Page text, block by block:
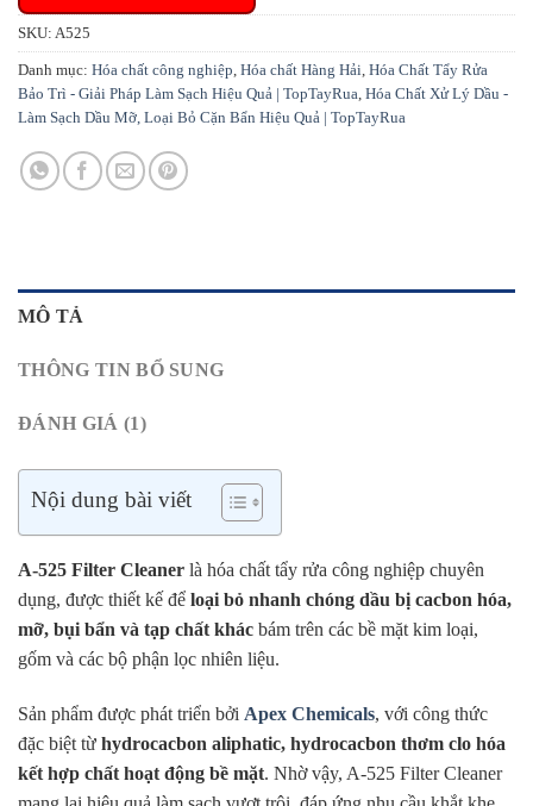
SKU: A525
Danh mục: Hóa chất công nghiệp, Hóa chất Hàng Hải, Hóa Chất Tẩy Rửa
Bảo Trì - Giải Pháp Làm Sạch Hiệu Quả | TopTayRua, Hóa Chất Xử Lý Dầu -
Làm Sạch Dầu Mỡ, Loại Bỏ Cặn Bẩn Hiệu Quả | TopTayRua
MÔ TẢ
THÔNG TIN BỔ SUNG
ĐÁNH GIÁ (1)
Nội dung bài viết
A-525 Filter Cleaner là hóa chất tẩy rửa công nghiệp chuyên
dụng, được thiết kế để loại bỏ nhanh chóng dầu bị cacbon hóa,
mỡ, bụi bẩn và tạp chất khác bám trên các bề mặt kim loại,
gốm và các bộ phận lọc nhiên liệu.
Sản phẩm được phát triển bởi Apex Chemicals, với công thức
đặc biệt từ hydrocacbon aliphatic, hydrocacbon thơm clo hóa
kết hợp chất hoạt động bề mặt. Nhờ vậy, A-525 Filter Cleaner